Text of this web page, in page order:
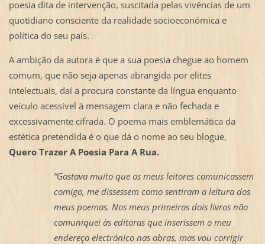
poesia dita de intervenção, suscitada pelas vivências de um
quotidiano consciente da realidade socioeconómica e
política do seu país.
A ambição da autora é que a sua poesia chegue ao homem
comum, que não seja apenas abrangida por elites
intelectuais, daí a procura constante da língua enquanto
veículo acessível à mensagem clara e não fechada e
excessivamente cifrada. O poema mais emblemática da
estética pretendida é o que dá o nome ao seu blogue,
Quero Trazer A Poesia Para A Rua.
“Gostava muito que os meus leitores comunicassem
comigo, me dissessem como sentiram a leitura dos
meus poemas. Nos meus primeiros dois livros não
comuniquei às editoras que inserissem o meu
endereço electrónico nas obras, mas vou corrigir